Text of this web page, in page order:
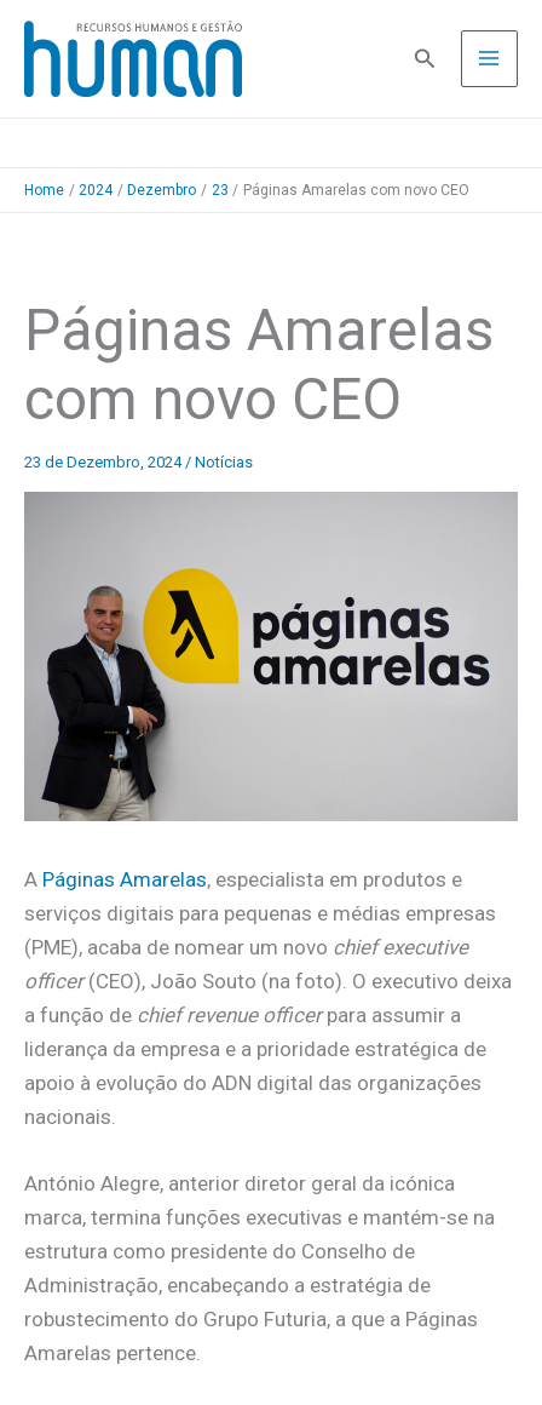
Skip
content
Pesquisa
Home 2024 Dezembro 23 Páginas Amarelas com novo CEO
Páginas Amarelas
com novo CEO
23 de Dezembro, 2024 / Notícias
A Páginas Amarelas, especialista em produtos e
serviços digitais para pequenas e médias empresas
(PME), acaba de nomear um novo chief executive
officer(CEO), João Souto (na foto). O executivo deixa
a função de chief revenue officerpara assumir a
liderança da empresa e a prioridade estratégica de
apoio à evolução do ADN digital das organizações
nacionais.
António Alegre, anterior diretor geral da icónica
marca, termina funções executivas e mantém-se na
estrutura como presidente do Conselho de
Administração, encabeçando a estratégia de
robustecimento do Grupo Futuria, a que a Páginas
Amarelas pertence.